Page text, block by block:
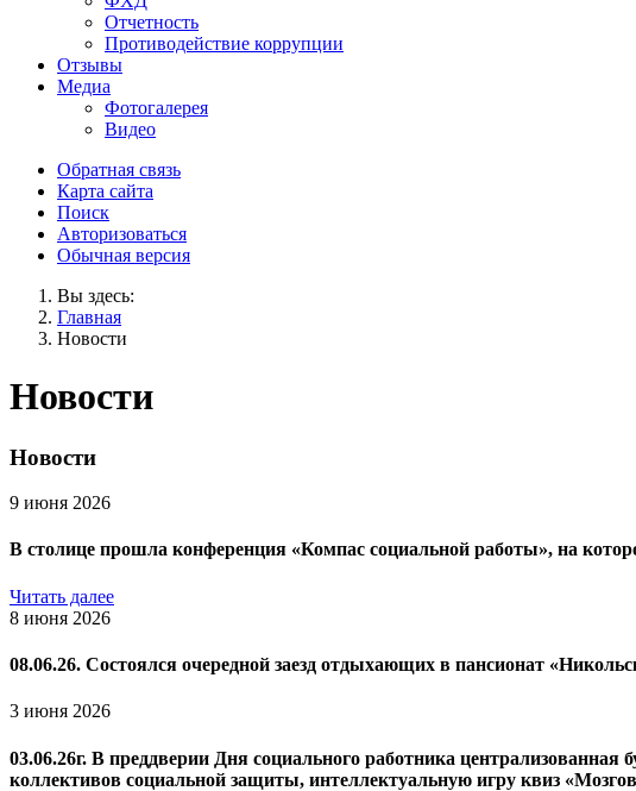
Отчетность
Противодействие коррупции
Отзывы
Медиа
Фотогалерея
Видео
Обратная связь
Карта сайта
Поиск
Авторизоваться
Обычная версия
Вы здесь:
Главная
Новости
Новости
Новости
9 июня 2026
В столице прошла конференция «Компас социальной работы», на
Читать далее
8 июня 2026
08.06.26. Состоялся очередной заезд отдыхающих в пансионат
3 июня 2026
03.06.26г. В преддверии Дня социального работника
коллективов социальной защиты, интеллектуальную игру квиз